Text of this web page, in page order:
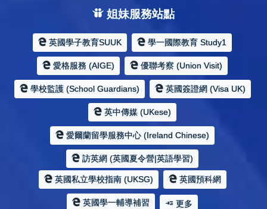
姐妹服務站點
英國學子教育SUUK 學一國際教育 Study1
愛格服務 (AIGE) 優聯考察 (Union Visit)
學校監護 (School Guardians) 英國簽證網 (Visa UK)
英中傳媒 (UKese)
愛爾蘭留學服務中心 (Ireland Chinese)
訪英網 (英國夏令營|英語學習)
英國私立學校指南 (UKSG) 英國預科網
英國學一輔導補習 更多